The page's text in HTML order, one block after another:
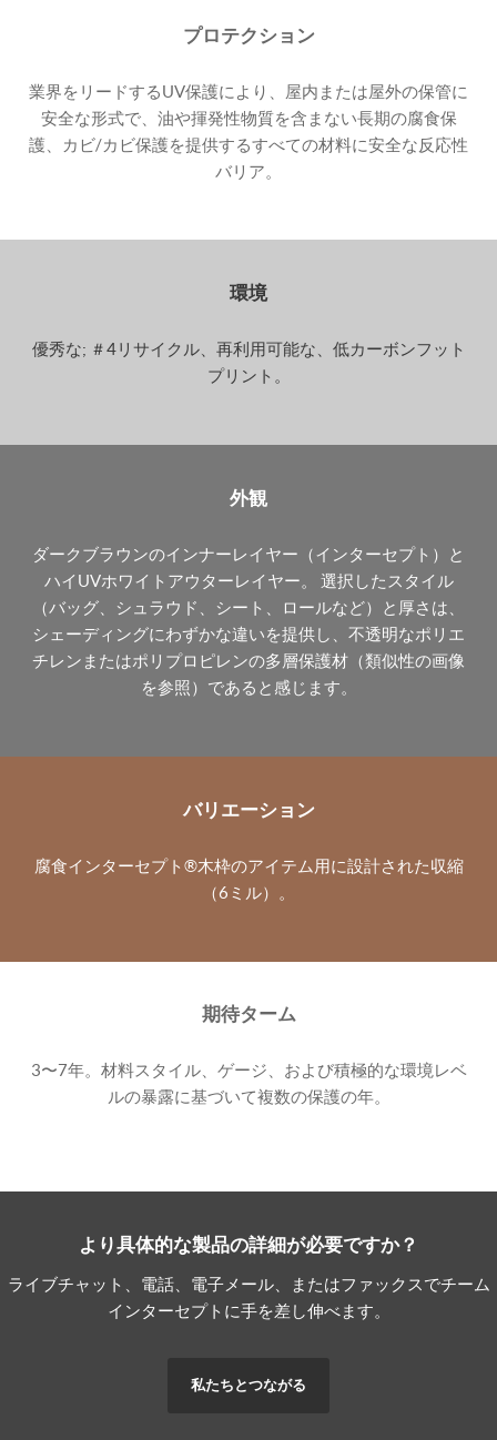
プロテクション
業界をリードするUV保護により、屋内または屋外の保管に
安全な形式で、油や揮発性物質を含まない長期の腐食保
護、カビ/カビ保護を提供するすべての材料に安全な反応性
バリア。
環境
優秀な; ＃4リサイクル、再利用可能な、低カーボンフット
プリント。
外観
ダークブラウンのインナーレイヤー（インターセプト）と
ハイUVホワイトアウターレイヤー。 選択したスタイル
（バッグ、シュラウド、シート、ロールなど）と厚さは、
シェーディングにわずかな違いを提供し、不透明なポリエ
チレンまたはポリプロピレンの多層保護材（類似性の画像
を参照）であると感じます。
バリエーション
腐食インターセプト®木枠のアイテム用に設計された収縮
（6ミル）。
期待ターム
3〜7年。材料スタイル、ゲージ、および積極的な環境レベ
ルの暴露に基づいて複数の保護の年。
より具体的な製品の詳細が必要ですか？
ライブチャット、電話、電子メール、またはファックスでチーム
インターセプトに手を差し伸べます。
私たちとつながる